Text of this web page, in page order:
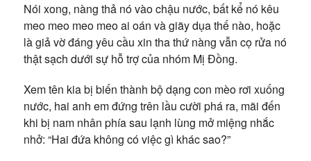
Nói xong, nàng thả nó vào chậu nước, bất kể nó kêu
meo meo meo meo ai oán và giãy dụa thế nào, hoặc
là giả vờ đáng yêu cầu xin tha thứ nàng vẫn cọ rửa nó
thật sạch dưới sự hỗ trợ của nhóm Mị Đồng.
Xem tên kia bị biến thành bộ dạng con mèo rơi xuống
nước, hai anh em đứng trên lầu cười phá ra, mãi đến
khi bị nam nhân phía sau lạnh lùng mở miệng nhắc
nhở: “Hai đứa không có việc gì khác sao?”